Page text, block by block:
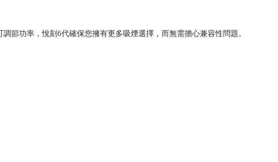
調節功率，悅刻6代確保您擁有更多吸煙選擇，而無需擔心兼容性問題。